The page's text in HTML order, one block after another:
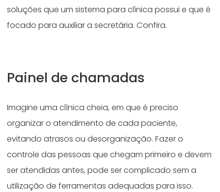
soluções que um sistema para clínica possui e que é
focado para auxiliar a secretária. Confira.
Painel de chamadas
Imagine uma clínica cheia, em que é preciso
organizar o atendimento de cada paciente,
evitando atrasos ou desorganização. Fazer o
controle das pessoas que chegam primeiro e devem
ser atendidas antes, pode ser complicado sem a
utilização de ferramentas adequadas para isso.